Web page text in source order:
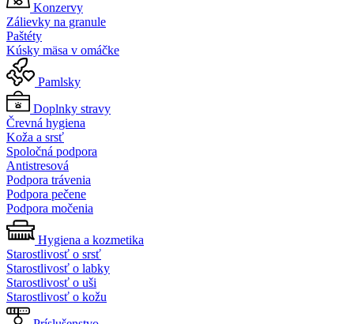
Konzervy
Zálievky na granule
Paštéty
Kúsky mäsa v omáčke
Pamlsky
Doplnky stravy
Črevná hygiena
Koža a srsť
Spoločná podpora
Antistresová
Podpora trávenia
Podpora pečene
Podpora močenia
Hygiena a kozmetika
Starostlivosť o srsť
Starostlivosť o labky
Starostlivosť o uši
Starostlivosť o kožu